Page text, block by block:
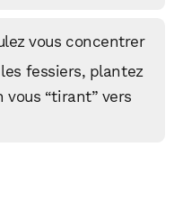
vous concentrer
fessiers, plantez
“tirant” vers